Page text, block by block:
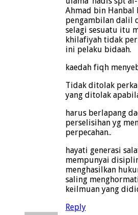
Ahmad bin Hanbal
pengambilan dalil
selagi sesuatu itu
khilafiyah tidak
ini pelaku bidaah.
kaedah fiqh
Tidak ditolak
yang ditolak
harus berlapang
perselisihan yg
perpecahan..
hayati generasi
mempunyai
menghasilkan
saling
keilmuan yang
Reply